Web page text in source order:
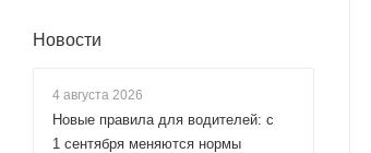
Новости
4 августа 2026
Новые правила для водителей: с
1 сентября меняются нормы